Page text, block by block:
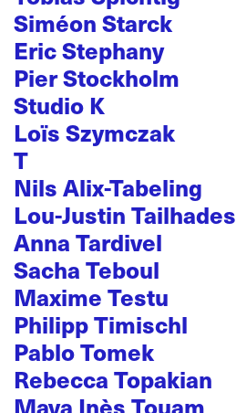
Siméon Starck
Eric Stephany
Pier Stockholm
Studio K
Loïs Szymczak
T
Nils Alix-Tabeling
Lou-Justin Tailhades
Anna Tardivel
Sacha Teboul
Maxime Testu
Philipp Timischl
Pablo Tomek
Rebecca Topakian
Maya Inès Touam